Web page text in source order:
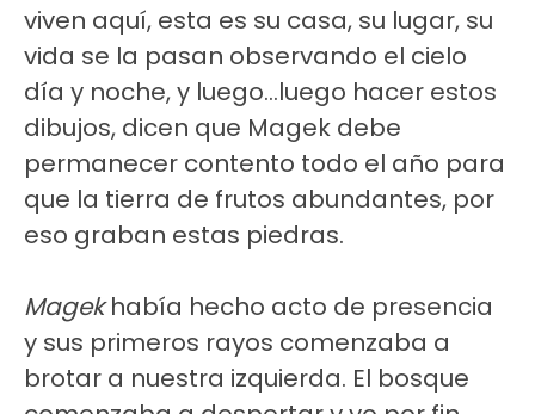
viven aquí, esta es su casa, su lugar, su
vida se la pasan observando el cielo
día y noche, y luego…luego hacer estos
dibujos, dicen que Magek debe
permanecer contento todo el año para
que la tierra de frutos abundantes, por
eso graban estas piedras.
Magekhabía hecho acto de presencia
y sus primeros rayos comenzaba a
brotar a nuestra izquierda. El bosque